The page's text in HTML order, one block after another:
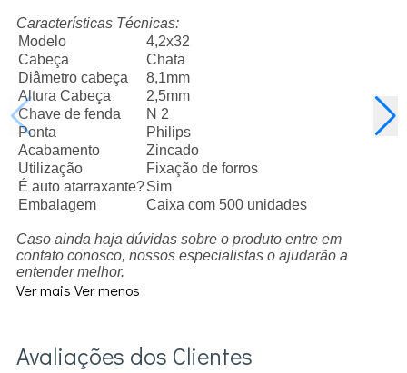
Características Técnicas:
Modelo
4,2x32
Cabeça
Chata
Diâmetro cabeça
8,1mm
Altura Cabeça
2,5mm
Chave de fenda
N 2
Ponta
Philips
Acabamento
Zincado
Utilização
Fixação de forros
É auto atarraxante? Sim
Embalagem
Caixa com 500 unidades
Caso ainda haja dúvidas sobre o produto entre em
contato conosco, nossos especialistas o ajudarão a
entender melhor.
Ver mais Ver menos
Avaliações dos Clientes